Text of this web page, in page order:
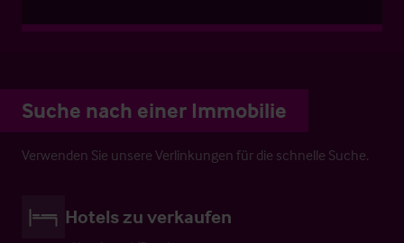
Suche nach einer Immobilie
Verwenden Sie unsere Verlinkungen für die schnelle Suche.
Hotels zu verkaufen